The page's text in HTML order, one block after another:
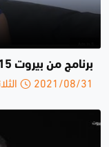
برنامج من بيروت 15-8-2021
2021/08/31 الثلاثاء 10:27 ص